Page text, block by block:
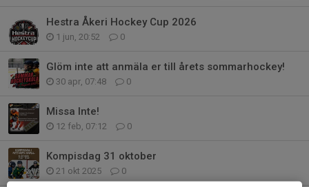
Hestra Åkeri Hockey Cup 2026
1 jun, 20:52 0
Glöm inte att anmäla er till årets sommarhockey!
30 apr, 07:48 0
Missa Inte!
12 feb, 07:12 0
Kompisdag 31 oktober
21 okt 2025 0